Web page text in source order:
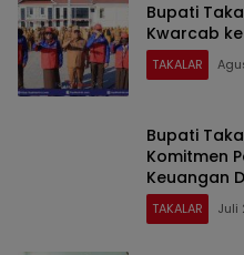
Bupati
Kwarcab
TAKALAR
Bupati
Komitmen
Keuangan
TAKALAR Juli